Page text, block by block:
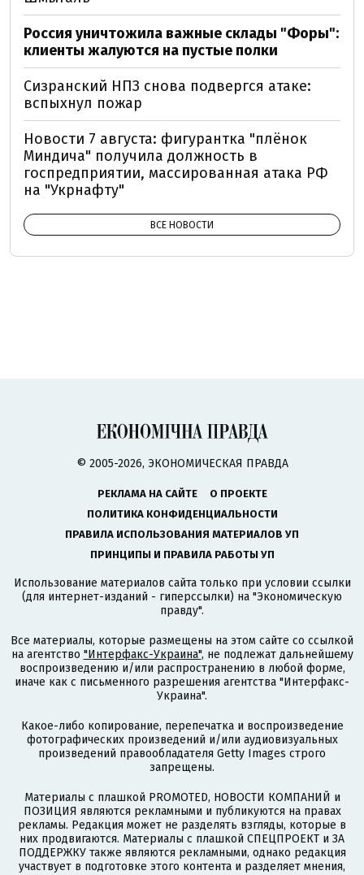
Россия уничтожила важные склады "Форы":
клиенты жалуются на пустые полки
Сизранский НПЗ снова подвергся атаке:
вспыхнул пожар
Новости 7 августа: фигурантка "плёнок
Миндича" получила должность в
госпредприятии, массированная атака РФ
на "Укрнафту"
ВСЕ НОВОСТИ
© 2005-2026, ЭКОНОМИЧЕСКАЯ ПРАВДА
РЕКЛАМА НА САЙТЕ
О ПРОЕКТЕ
ПОЛИТИКА КОНФИДЕНЦИАЛЬНОСТИ
ПРАВИЛА ИСПОЛЬЗОВАНИЯ МАТЕРИАЛОВ УП
ПРИНЦИПЫ И ПРАВИЛА РАБОТЫ УП
Использование материалов сайта только при условии ссылки
(для интернет-изданий - гиперссылки) на "Экономическую
правду".
Все материалы, которые размещены на этом сайте со ссылкой
на агентство "Интерфакс-Украина", не подлежат дальнейшему
воспроизведению и/или распространению в любой форме,
иначе как с письменного разрешения агентства "Интерфакс-
Украина".
Какое-либо копирование, перепечатка и воспроизведение
фотографических произведений и/или аудиовизуальных
произведений правообладателя Getty Images строго
запрещены.
Материалы с плашкой PROMOTED, НОВОСТИ КОМПАНИЙ и
ПОЗИЦИЯ являются рекламными и публикуются на правах
рекламы. Редакция может не разделять взгляды, которые в
них продвигаются. Материалы с плашкой СПЕЦПРОЕКТ и ЗА
ПОДДЕРЖКУ также являются рекламными, однако редакция
участвует в подготовке этого контента и разделяет мнения,